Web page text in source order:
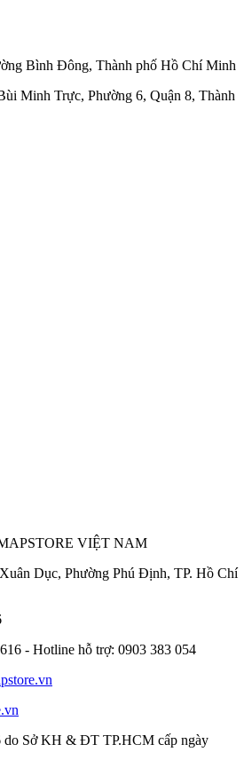
Bình Đông, Thành phố Hồ Chí Minh
Minh Trực, Phường 6, Quận 8, Thành
VIỆT NAM
Dục, Phường Phú Định, TP. Hồ Chí
- Hotline hỗ trợ: 0903 383 054
do Sở KH & ĐT TP.HCM cấp ngày